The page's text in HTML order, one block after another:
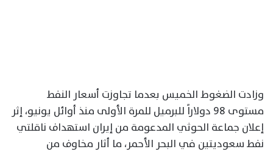
وزادت الضغوط الخميس بعدما تجاوزت أسعار النفط
مستوى 98 دولاراً للبرميل للمرة الأولى منذ أوائل يونيو، إثر
إعلان جماعة الحوثي المدعومة من إيران استهداف ناقلتي
نفط سعوديتين في البحر الأحمر، ما أثار مخاوف من